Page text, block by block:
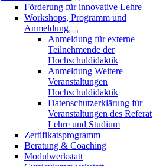
Förderung für innovative Lehre
Workshops, Programm und
Anmeldung
Anmeldung für externe
Teilnehmende der
Hochschuldidaktik
Anmeldung Weitere
Veranstaltungen
Hochschuldidaktik
Datenschutzerklärung für
Veranstaltungen des Referat
Lehre und Studium
Zertifikatsprogramm
Beratung & Coaching
Modulwerkstatt